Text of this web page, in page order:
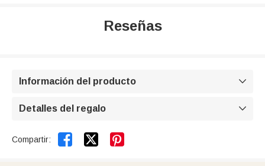
Reseñas
Información del producto 
Detalles del regalo 
Compartir:  